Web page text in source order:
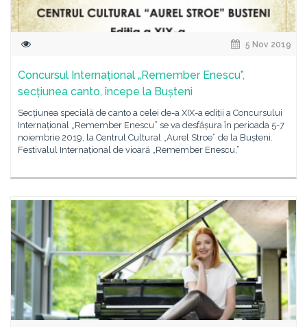
5 Nov 2019
Concursul Internațional „Remember Enescu”,
secțiunea canto, începe la Bușteni
Secțiunea specială de canto a celei de-a XIX-a ediții a Concursului
Internațional „Remember Enescu” se va desfășura în perioada 5-7
noiembrie 2019, la Centrul Cultural „Aurel Stroe” de la Bușteni.
Festivalul Internațional de vioară „Remember Enescu,”